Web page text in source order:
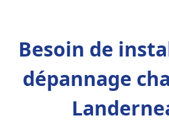
Besoin de
dépannage